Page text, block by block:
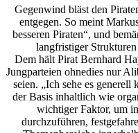
Gegenwind bläst den
entgegen. So meint
besseren Piraten“, und
langfristiger
Dem hält Pirat Bernhard
Jungparteien ohnedies nur
seien. „Ich sehe es generell
der Basis inhaltlich wie
wichtiger Faktor, um
durchzuführen,